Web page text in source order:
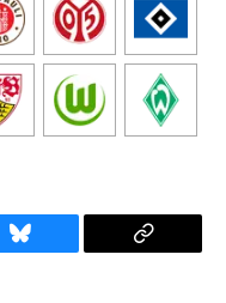
Bluesky
Copy